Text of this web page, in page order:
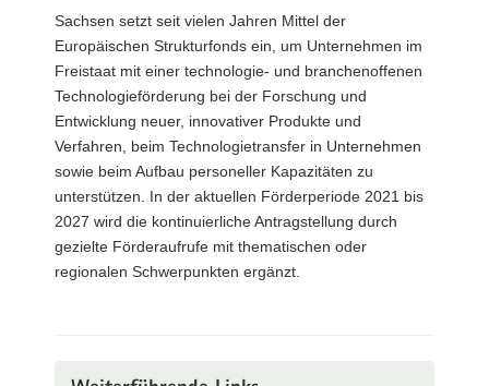
Sachsen setzt seit vielen Jahren Mittel der
Europäischen Strukturfonds ein, um Unternehmen im
Freistaat mit einer technologie- und branchenoffenen
Technologieförderung bei der Forschung und
Entwicklung neuer, innovativer Produkte und
Verfahren, beim Technologietransfer in Unternehmen
sowie beim Aufbau personeller Kapazitäten zu
unterstützen. In der aktuellen Förderperiode 2021 bis
2027 wird die kontinuierliche Antragstellung durch
gezielte Förderaufrufe mit thematischen oder
regionalen Schwerpunkten ergänzt.